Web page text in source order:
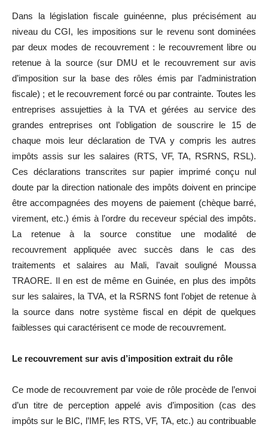
Dans la législation fiscale guinéenne, plus précisément au
niveau du CGI, les impositions sur le revenu sont dominées
par deux modes de recouvrement : le recouvrement libre ou
retenue à la source (sur DMU et le recouvrement sur avis
d’imposition sur la base des rôles émis par l’administration
fiscale) ; et le recouvrement forcé ou par contrainte. Toutes les
entreprises assujetties à la TVA et gérées au service des
grandes entreprises ont l’obligation de souscrire le 15 de
chaque mois leur déclaration de TVA y compris les autres
impôts assis sur les salaires (RTS, VF, TA, RSRNS, RSL).
Ces déclarations transcrites sur papier imprimé conçu nul
doute par la direction nationale des impôts doivent en principe
être accompagnées des moyens de paiement (chèque barré,
virement, etc.) émis à l’ordre du receveur spécial des impôts.
La retenue à la source constitue une modalité de
recouvrement appliquée avec succès dans le cas des
traitements et salaires au Mali, l’avait souligné Moussa
TRAORE. Il en est de même en Guinée, en plus des impôts
sur les salaires, la TVA, et la RSRNS font l’objet de retenue à
la source dans notre système fiscal en dépit de quelques
faiblesses qui caractérisent ce mode de recouvrement.
Le recouvrement sur avis d’imposition extrait du rôle
Ce mode de recouvrement par voie de rôle procède de l’envoi
d’un titre de perception appelé avis d’imposition (cas des
impôts sur le BIC, l’IMF, les RTS, VF, TA, etc.) au contribuable